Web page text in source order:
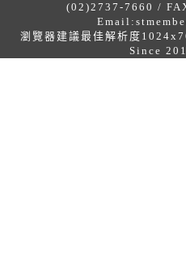
(02)2737-7660 /
Email:
瀏覽器建議最佳解析度
Since